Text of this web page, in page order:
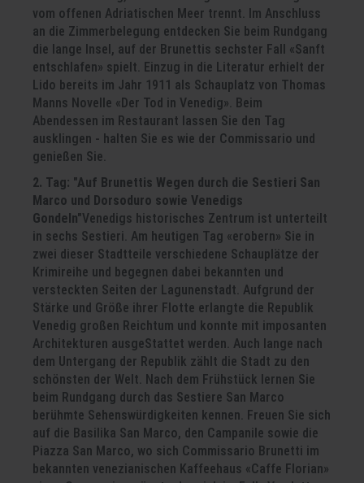
vom offenen Adriatischen Meer trennt. Im Anschluss
an die Zimmerbelegung entdecken Sie beim Rundgang
die lange Insel, auf der Brunettis sechster Fall «Sanft
entschlafen» spielt. Einzug in die Literatur erhielt der
Lido bereits im Jahr 1911 als Schauplatz von Thomas
Manns Novelle «Der Tod in Venedig». Beim
Abendessen im Restaurant lassen Sie den Tag
ausklingen - halten Sie es wie der Commissario und
genießen Sie.
2. Tag: "Auf Brunettis Wegen durch die Sestieri San
Marco und Dorsoduro sowie Venedigs
Gondeln"Venedigs historisches Zentrum ist unterteilt
in sechs Sestieri. Am heutigen Tag «erobern» Sie in
zwei dieser Stadtteile verschiedene Schauplätze der
Krimireihe und begegnen dabei bekannten und
versteckten Seiten der Lagunenstadt. Aufgrund der
Stärke und Größe ihrer Flotte erlangte die Republik
Venedig großen Reichtum und konnte mit imposanten
Architekturen ausgeStattet werden. Auch lange nach
dem Untergang der Republik zählt die Stadt zu den
schönsten der Welt. Nach dem Frühstück lernen Sie
beim Rundgang durch das Sestiere San Marco
berühmte Sehenswürdigkeiten kennen. Freuen Sie sich
auf die Basilika San Marco, den Campanile sowie die
Piazza San Marco, wo sich Commissario Brunetti im
bekannten venezianischen Kaffeehaus «Caffe Florian»